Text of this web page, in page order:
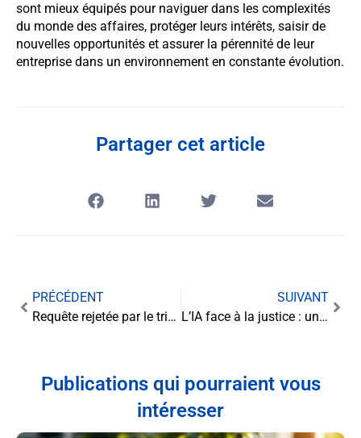
sont mieux équipés pour naviguer dans les complexités
du monde des affaires, protéger leurs intérêts, saisir de
nouvelles opportunités et assurer la pérennité de leur
entreprise dans un environnement en constante évolution.
Partager cet article
PRÉCÉDENT
Requête rejetée par le tribunal administratif : comprendre et agir
SUIVANT
L’IA face à la justice : un défi pour le droit français
Publications qui pourraient vous
intéresser